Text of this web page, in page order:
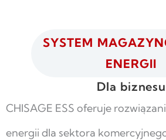
SYSTEM
ENERGII
Dla biznesu
CHISAGE ESS oferuje
energii dla sektora